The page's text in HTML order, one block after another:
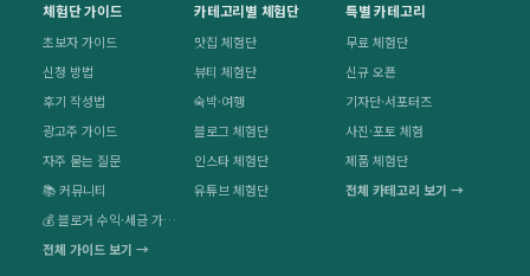
체험단 가이드
초보자 가이드
신청 방법
후기 작성법
광고주 가이드
자주 묻는 질문
📚 커뮤니티
💰 블로거 수익·세금 가이드
전체 가이드 보기 →
카테고리별 체험단
맛집 체험단
뷰티 체험단
숙박·여행
블로그 체험단
인스타 체험단
유튜브 체험단
특별 카테고리
무료 체험단
신규 오픈
기자단·서포터즈
사진·포토 체험
제품 체험단
전체 카테고리 보기 →